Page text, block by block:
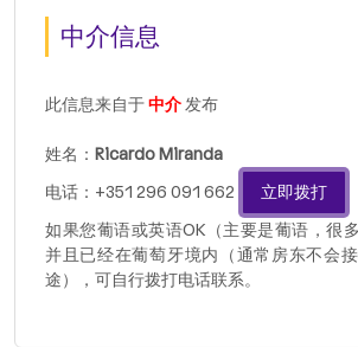
中介信息
此信息来自于中介发布
姓名： Ricardo Miranda
电话：+351 296 091 662
立即拨打
如果您葡语或英语OK（主要是葡语，很
并且已经在葡萄牙境内（通常房东不会
途），可自行拨打电话联系。